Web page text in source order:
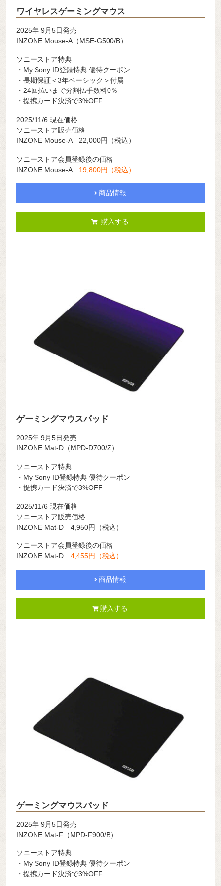
ワイヤレスゲーミングマウス
2025年 9月5日発売
INZONE Mouse-A（MSE-G500/B）
ソニーストア特典
・My Sony ID登録特典 優待クーポン
・長期保証＜3年ベーシック＞付属
・24回払いまで分割払手数料0％
・提携カード決済で3%OFF
2025/11/6 現在価格
ソニーストア販売価格
INZONE Mouse-A 22,000円（税込）
ソニーストア会員登録後の価格
INZONE Mouse-A 19,800円（税込）
商品情報
購入する
ゲーミングマウスパッド
2025年 9月5日発売
INZONE Mat-D（MPD-D700/Z）
ソニーストア特典
・My Sony ID登録特典 優待クーポン
・提携カード決済で3%OFF
2025/11/6 現在価格
ソニーストア販売価格
INZONE Mat-D 4,950円（税込）
ソニーストア会員登録後の価格
INZONE Mat-D4,455円（税込）
商品情報
購入する
ゲーミングマウスパッド
2025年 9月5日発売
INZONE Mat-F（MPD-F900/B）
ソニーストア特典
・My Sony ID登録特典 優待クーポン
・提携カード決済で3%OFF